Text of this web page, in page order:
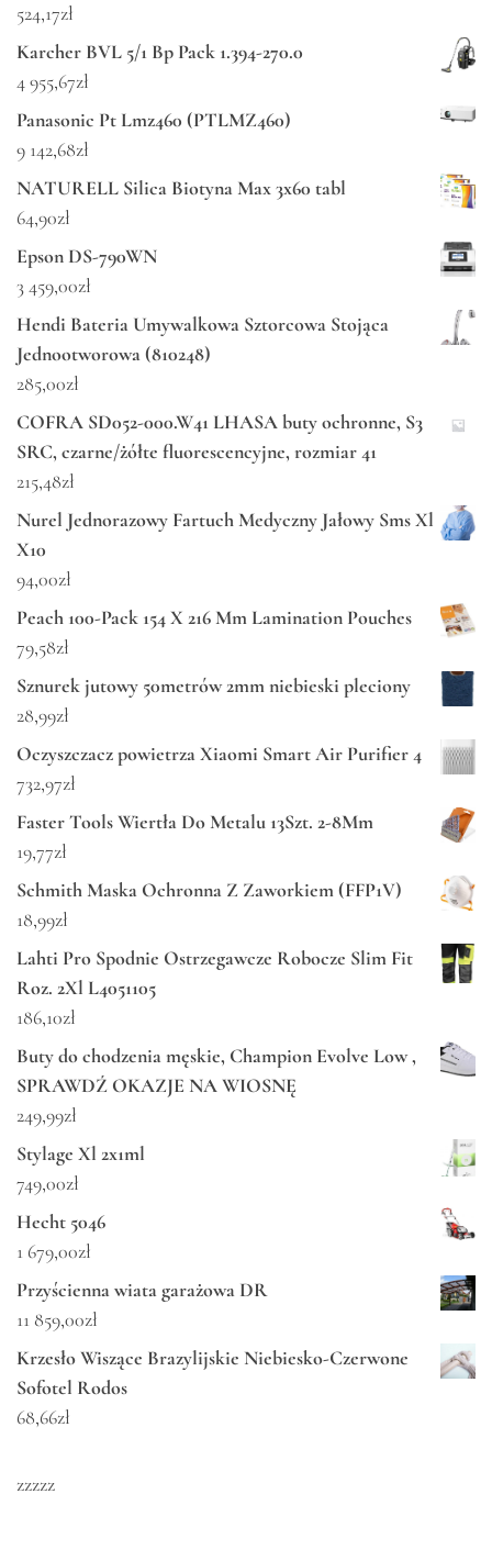
524,17zł
Karcher BVL 5/1 Bp Pack 1.394-270.0
4 955,67zł
Panasonic Pt Lmz460 (PTLMZ460)
9 142,68zł
NATURELL Silica Biotyna Max 3x60 tabl
64,90zł
Epson DS-790WN
3 459,00zł
Hendi Bateria Umywalkowa Sztorcowa Stojąca
Jednootworowa (810248)
285,00zł
COFRA SD052-000.W41 LHASA buty ochronne, S3
SRC, czarne/żółte fluorescencyjne, rozmiar 41
215,48zł
Nurel Jednorazowy Fartuch Medyczny Jałowy Sms Xl
X10
94,00zł
Peach 100-Pack 154 X 216 Mm Lamination Pouches
79,58zł
Sznurek jutowy 50metrów 2mm niebieski pleciony
28,99zł
Oczyszczacz powietrza Xiaomi Smart Air Purifier 4
732,97zł
Faster Tools Wiertła Do Metalu 13Szt. 2-8Mm
19,77zł
Schmith Maska Ochronna Z Zaworkiem (FFP1V)
18,99zł
Lahti Pro Spodnie Ostrzegawcze Robocze Slim Fit
Roz. 2Xl L4051105
186,10zł
Buty do chodzenia męskie, Champion Evolve Low ,
SPRAWDŹ OKAZJE NA WIOSNĘ
249,99zł
Stylage Xl 2x1ml
749,00zł
Hecht 5046
1 679,00zł
Przyścienna wiata garażowa DR
11 859,00zł
Krzesło Wiszące Brazylijskie Niebiesko-Czerwone
Sofotel Rodos
68,66zł
zzzzz